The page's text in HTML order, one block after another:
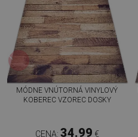
MÓDNE VNÚTORNÁ VINYLOVÝ
KOBEREC VZOREC DOSKY
CENA: 34.99 €